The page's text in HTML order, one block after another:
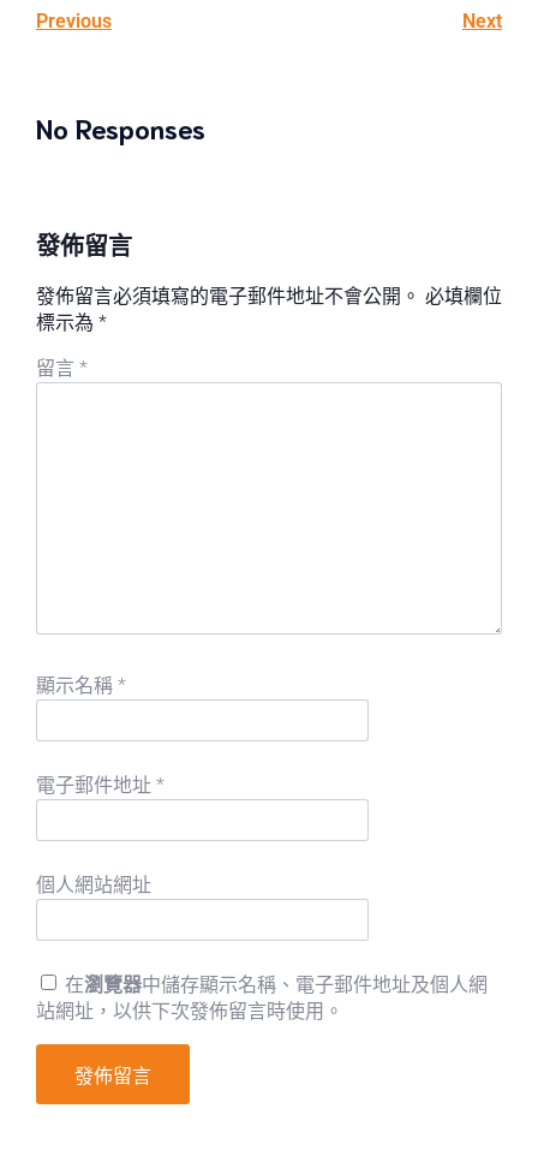
Previous Next
No Responses
發佈留言
發佈留言必須填寫的電子郵件地址不會公開。 必填欄位
標示為 *
留言 *
顯示名稱 *
電子郵件地址 *
個人網站網址
在瀏覽器中儲存顯示名稱、電子郵件地址及個人網
站網址，以供下次發佈留言時使用。